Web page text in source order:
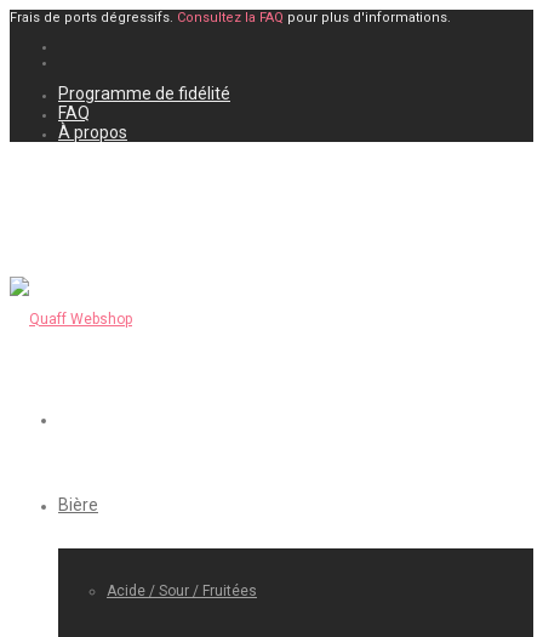
Frais de ports dégressifs. Consultez la FAQ pour plus d'informations.
Programme de fidélité
FAQ
À propos
Bière
Acide / Sour / Fruitées